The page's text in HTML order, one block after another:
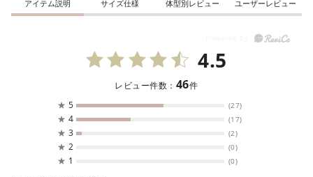
アイテム説明 サイズ仕様 体型別レビュー ユーザーレビュー
4.5
レビュー件数： 46件
★ 5 (27)
★ 4 (17)
★ 3 (2)
★ 2 (0)
★ 1 (0)